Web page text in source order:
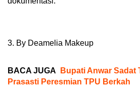
3. By Deamelia Makeup
BACA JUGA
Bupati Anwar Sadat
Prasasti Peresmian TPU Berkah